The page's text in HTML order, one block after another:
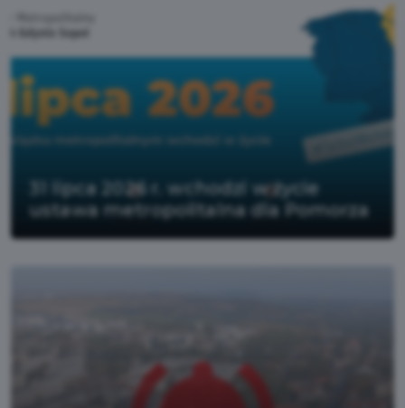
31 lipca 2026 r. wchodzi w życie
ustawa metropolitalna dla Pomorza